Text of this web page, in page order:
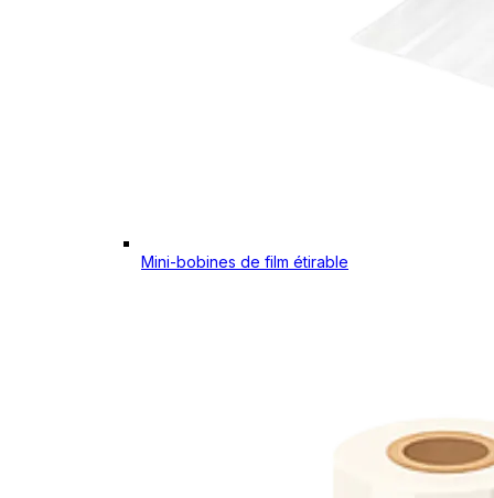
Mini-bobines de film étirable